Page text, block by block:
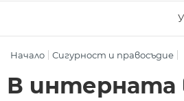
Начало Сигурност и правосъдие
В интерната